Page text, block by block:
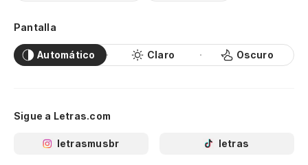
Pantalla
Automático Claro Oscuro
Sigue a Letras.com
letrasmusbr letras